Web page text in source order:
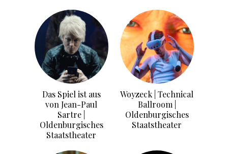
Das Spiel ist aus
von Jean-Paul
Sartre |
Oldenburgisches
Staatstheater
Woyzeck | Technical
Ballroom |
Oldenburgisches
Staatstheater